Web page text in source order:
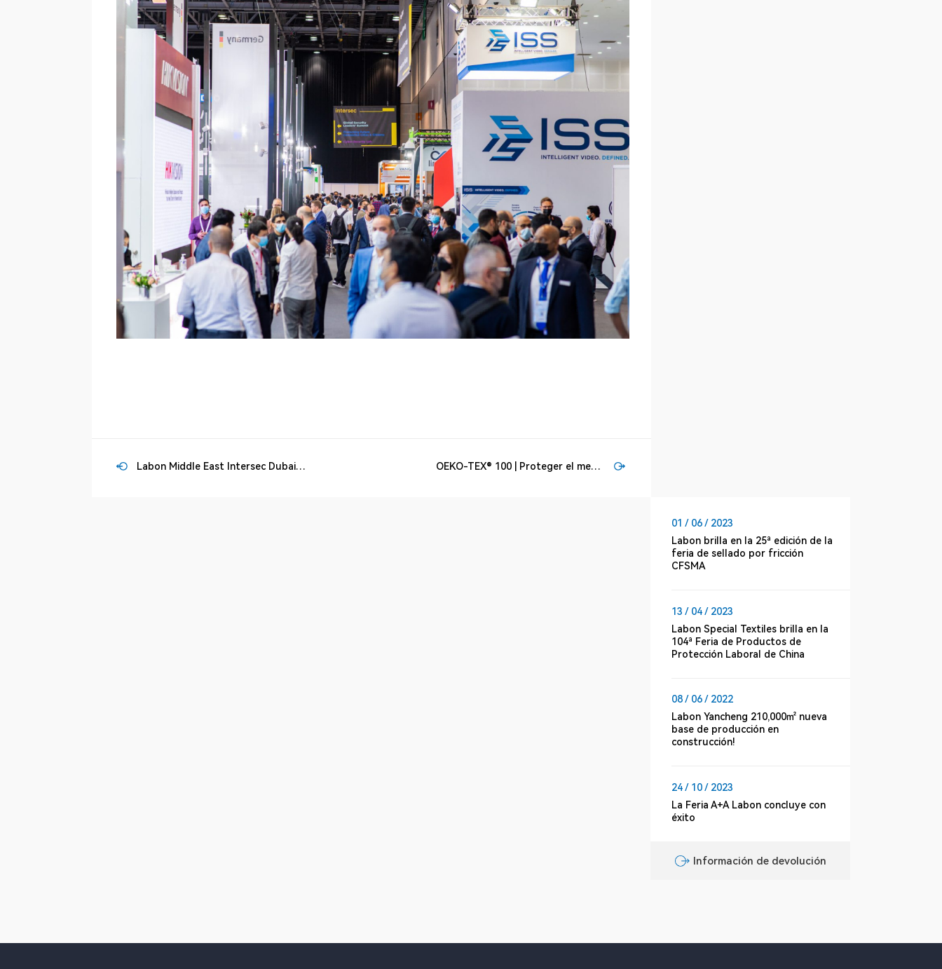
Labon Middle East Intersec Dubai
OEKO-TEX® 100 | Proteger el medio
01 / 06 / 2023
Labon brilla en la 25ª edición de la
feria de sellado por fricción
CFSMA
13 / 04 / 2023
Labon Special Textiles brilla en la
104ª Feria de Productos de
Protección Laboral de China
08 / 06 / 2022
Labon Yancheng 210,000㎡ nueva
base de producción en
construcción!
24 / 10 / 2023
La Feria A+A Labon concluye con
éxito
Información de devolución